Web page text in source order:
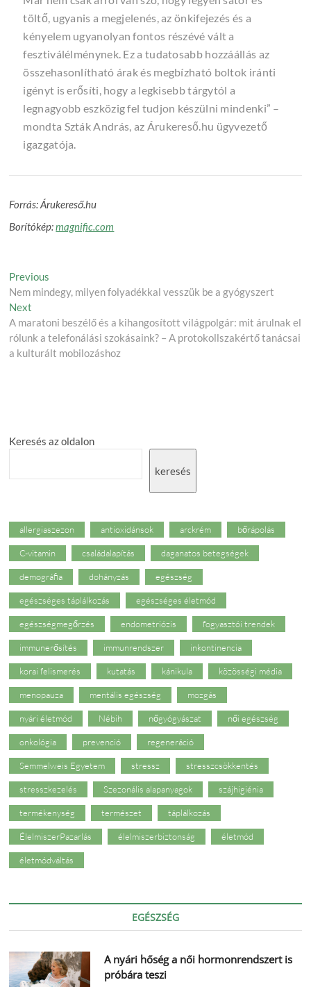
töltő, ugyanis a megjelenés, az önkifejezés és a
kényelem ugyanolyan fontos részévé vált a
fesztiválélménynek. Ez a tudatosabb hozzáállás az
összehasonlítható árak és megbízható boltok iránti
igényt is erősíti, hogy a legkisebb tárgytól a
legnagyobb eszközig fel tudjon készülni mindenki” –
mondta Szták András, az Árukereső.hu ügyvezető
igazgatója.
Forrás: Árukereső.hu
Borítókép:magnific.com
Post
navigation
Previous
post:
Nem mindegy, milyen folyadékkal vesszük be a gyógyszert
Next
post:
A maratoni beszélő és a kihangosított világpolgár: mit árulnak el
rólunk a telefonálási szokásaink? – A protokollszakértő tanácsai
a kulturált mobilozáshoz
Keresés az oldalon
keresés
allergiaszezon antioxidánsok arckrém bőrápolás
C-vitamin családalapítás daganatos betegségek
demográfia dohányzás egészség
egészséges táplálkozás egészséges életmód
egészségmegőrzés endometriózis fogyasztói trendek
immunerősítés immunrendszer inkontinencia
korai felismerés kutatás kánikula közösségi média
menopauza mentális egészség mozgás
nyári életmód Nébih nőgyógyászat női egészség
onkológia prevenció regeneráció
Semmelweis Egyetem stressz stresszcsökkentés
stresszkezelés Szezonális alapanyagok szájhigiénia
termékenység természet táplálkozás
ÉlelmiszerPazarlás élelmiszerbiztonság életmód
életmódváltás
EGÉSZSÉG
A nyári hőség a női hormonrendszert is
próbára teszi